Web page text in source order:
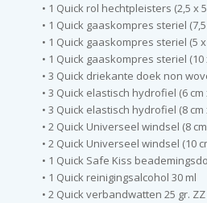
• 1 Quick rol hechtpleisters (2,5 x 5
• 1 Quick gaaskompres steriel
• 1 Quick gaaskompres steriel (5
• 1 Quick gaaskompres steriel (10
• 3 Quick driekante doek non
• 3 Quick elastisch hydrofiel (6 cm
• 3 Quick elastisch hydrofiel (8 cm
• 2 Quick Universeel windsel (8
• 2 Quick Universeel windsel (10
• 1 Quick Safe Kiss
• 1 Quick reinigingsalcohol 30 ml
• 2 Quick verbandwatten 25 gr. ZZ